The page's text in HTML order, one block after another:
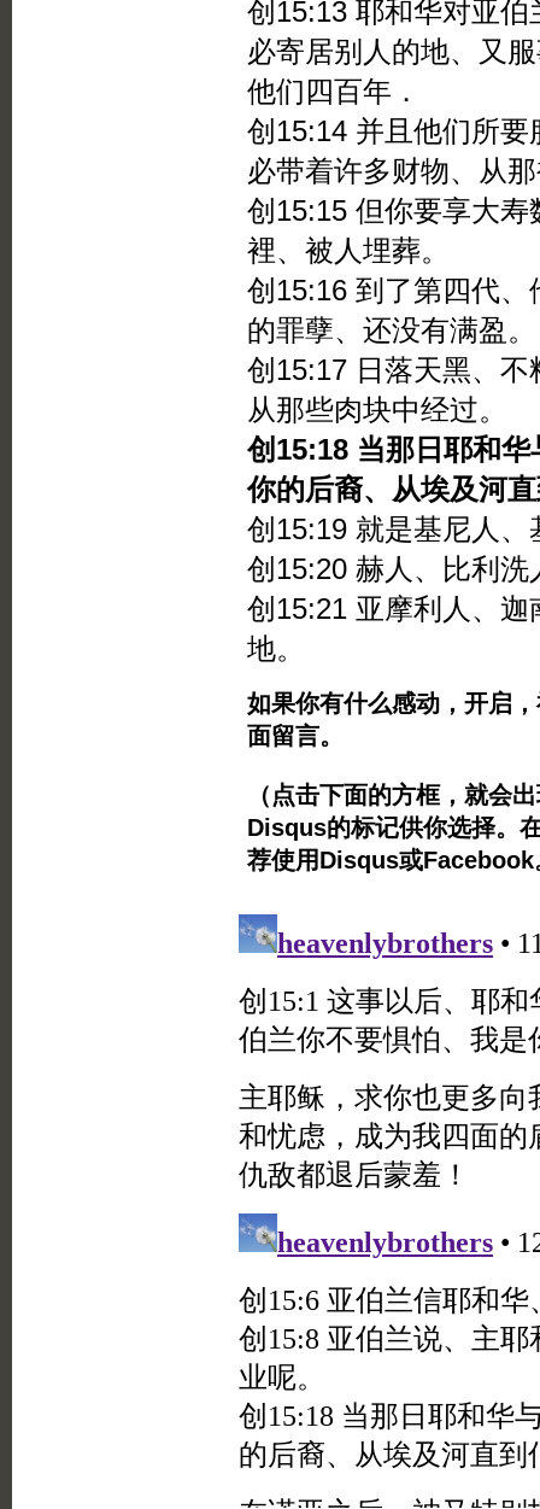
创15:13 耶和华对亚
必寄居别人的地、又
他们四百年．
创15:14 并且他们所
必带着许多财物、从
创15:15 但你要享大
裡、被人埋葬。
创15:16 到了第四代
的罪孽、还没有满盈。
创15:17 日落天黑、
从那些肉块中经过。
创15:18 当那日耶和
你的后裔、从埃及河
创15:19 就是基尼人
创15:20 赫人、比利洗
创15:21 亚摩利人、
地。
如果你有什么感动，开启
面留言。
（点击下面的方框，就会
Disqus的标记供你选择。
荐使用Disqus或